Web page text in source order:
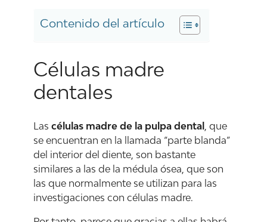
Contenido del artículo
Células madre
dentales
Las células madre de la pulpa dental , que
se encuentran en la llamada “parte blanda”
del interior del diente, son bastante
similares a las de la médula ósea, que son
las que normalmente se utilizan para las
investigaciones con células madre.